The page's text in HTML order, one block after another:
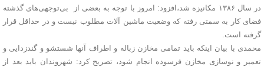
در سال ۱۳۸۶ مکانیزه شد،افزود: امروز با توجه به بعضی از بی‌توجهی‌های گذشته
فضای کار به سمتی رفته که وضعیت ماشین آلات مطلوب نیست و در حداقل قرار
گرفته است.
محمدی با بیان اینکه باید تمامی مخازن زباله و اطراف آنها شستشو و گندزدایی و
تعمیر و نوسازی مخازن فرسوده انجام شود، تصریح کرد: شهروندان باید بعد از